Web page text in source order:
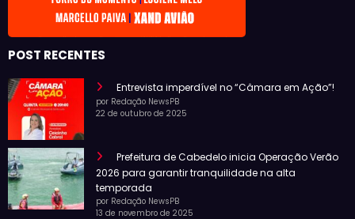
POST RECENTES
Entrevista imperdível no “Câmara em Ação”!
por Redação NewsPB
22 de outubro de 2025
Prefeitura de Cabedelo inicia Operação Verão
2026 para garantir tranquilidade na alta
temporada
por Redação NewsPB
13 de novembro de 2025